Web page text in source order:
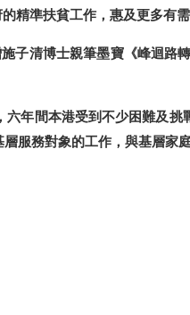
精準扶貧工作，惠及更多有需
子清博士親筆墨寶《峰迴路
年間本港受到不少困難及
服務對象的工作，與基層家庭